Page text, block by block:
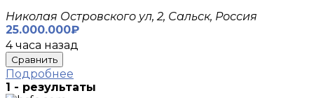
Николая Островского ул, 2, Сальск, Россия
25.000.000₽
4 часа назад
Сравнить
Подробнее
1 - результаты